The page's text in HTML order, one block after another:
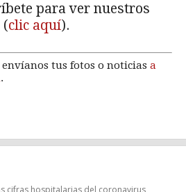
para ver nuestros
(clic aquí).
envíanos tus fotos o noticias a
.